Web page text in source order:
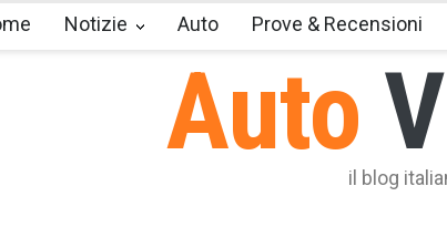
Auto
il blog
Notizie Auto Prove & Recensioni